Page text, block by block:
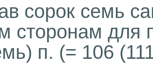
сорок семь
сторонам для
п. (= 106